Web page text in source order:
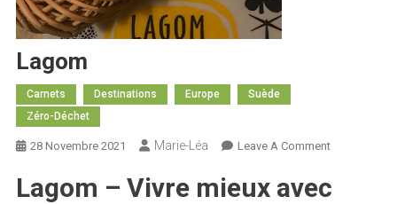
Lagom
Carnets Destinations Europe
Suède
Zéro-Déchet
28 Novembre 2021 Marie-Léa Leave A CommentOn
Lagom – Vivre mieux avec